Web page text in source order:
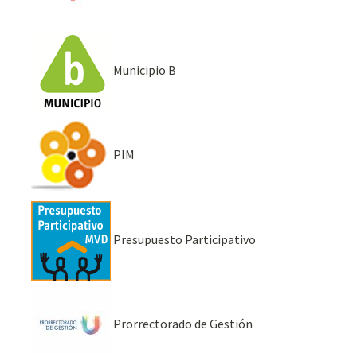
Municipio B
PIM
Presupuesto Participativo
Prorrectorado de Gestión